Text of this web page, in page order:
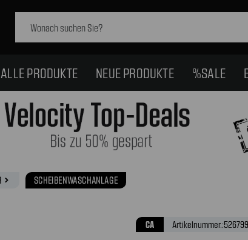
ALLE PRODUKTE NEUE PRODUKTE %SALE
navigate_next SCHEIBENWASCHANLAGE
CA Artikelnummer.: